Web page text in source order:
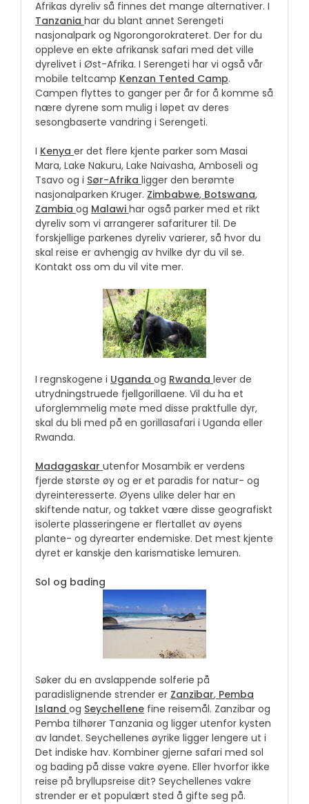
Afrikas dyreliv så finnes det mange alternativer. I
Tanzania har du blant annet Serengeti
nasjonalpark og Ngorongorokrateret. Der for du
oppleve en ekte afrikansk safari med det ville
dyrelivet i Øst-Afrika. I Serengeti har vi også vår
mobile teltcamp Kenzan Tented Camp.
Campen flyttes to ganger per år for å komme så
nære dyrene som mulig i løpet av deres
sesongbaserte vandring i Serengeti.
I Kenya er det flere kjente parker som Masai
Mara, Lake Nakuru, Lake Naivasha, Amboseli og
Tsavo og i Sør-Afrika ligger den berømte
nasjonalparken Kruger. Zimbabwe, Botswana,
Zambia og Malawi har også parker med et rikt
dyreliv som vi arrangerer safariturer til. De
forskjellige parkenes dyreliv varierer, så hvor du
skal reise er avhengig av hvilke dyr du vil se.
Kontakt oss om du vil vite mer.
I regnskogene i Uganda og Rwanda lever de
utrydningstruede fjellgorillaene. Vil du ha et
uforglemmelig møte med disse praktfulle dyr,
skal du bli med på en gorillasafari i Uganda eller
Rwanda.
Madagaskar utenfor Mosambik er verdens
fjerde største øy og er et paradis for natur- og
dyreinteresserte. Øyens ulike deler har en
skiftende natur, og takket være disse geografiskt
isolerte plasseringene er flertallet av øyens
plante- og dyrearter endemiske. Det mest kjente
dyret er kanskje den karismatiske lemuren.
Sol og bading
Søker du en avslappende solferie på
paradislignende strender er Zanzibar, Pemba
Island og Seychellene fine reisemål. Zanzibar og
Pemba tilhører Tanzania og ligger utenfor kysten
av landet. Seychellenes øyrike ligger lengere ut i
Det indiske hav. Kombiner gjerne safari med sol
og bading på disse vakre øyene. Eller hvorfor ikke
reise på bryllupsreise dit? Seychellenes vakre
strender er et populært sted å gifte seg på.